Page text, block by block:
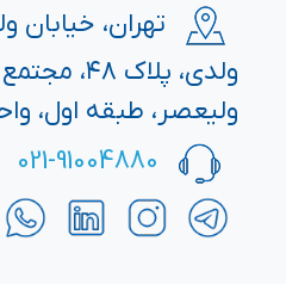
تهران، خیابان
ولدی، پلاک
ولیعصر، طبقه اول،
021-91004880